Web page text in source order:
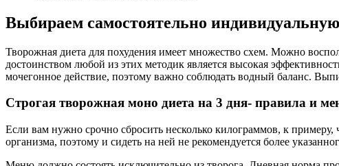
Выбираем самостоятельно
Творожная диета для похудения имеет множество схем. Можно
достоинством любой из этих методик является высокая
мочегонное действие, поэтому важно соблюдать водный баланс.
Строгая творожная моно диета на 3 дня- правила и
Если вам нужно срочно сбросить несколько килограммов, к
организма, поэтому и сидеть на ней не рекомендуется более